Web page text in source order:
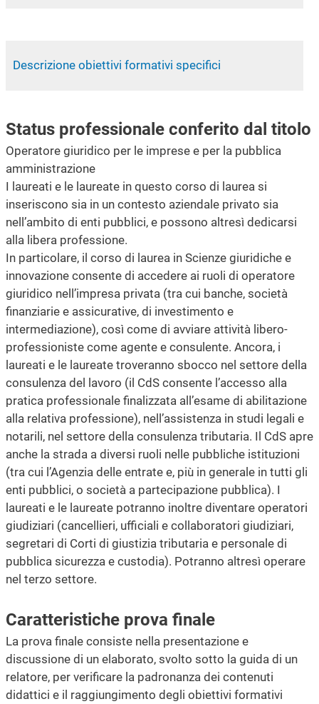
Descrizione obiettivi formativi specifici
Status professionale conferito dal titolo
Operatore giuridico per le imprese e per la pubblica
amministrazione
I laureati e le laureate in questo corso di laurea si
inseriscono sia in un contesto aziendale privato sia
nell’ambito di enti pubblici, e possono altresì dedicarsi
alla libera professione.
In particolare, il corso di laurea in Scienze giuridiche e
innovazione consente di accedere ai ruoli di operatore
giuridico nell’impresa privata (tra cui banche, società
finanziarie e assicurative, di investimento e
intermediazione), così come di avviare attività libero-
professioniste come agente e consulente. Ancora, i
laureati e le laureate troveranno sbocco nel settore della
consulenza del lavoro (il CdS consente l’accesso alla
pratica professionale finalizzata all’esame di abilitazione
alla relativa professione), nell’assistenza in studi legali e
notarili, nel settore della consulenza tributaria. Il CdS apre
anche la strada a diversi ruoli nelle pubbliche istituzioni
(tra cui l’Agenzia delle entrate e, più in generale in tutti gli
enti pubblici, o società a partecipazione pubblica). I
laureati e le laureate potranno inoltre diventare operatori
giudiziari (cancellieri, ufficiali e collaboratori giudiziari,
segretari di Corti di giustizia tributaria e personale di
pubblica sicurezza e custodia). Potranno altresì operare
nel terzo settore.
Caratteristiche prova finale
La prova finale consiste nella presentazione e
discussione di un elaborato, svolto sotto la guida di un
relatore, per verificare la padronanza dei contenuti
didattici e il raggiungimento degli obiettivi formativi